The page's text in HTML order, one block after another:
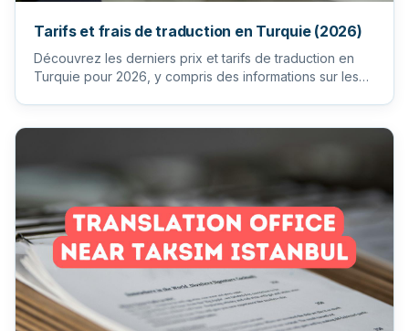
Tarifs et frais de traduction en Turquie (2026)
Découvrez les derniers prix et tarifs de traduction en
Turquie pour 2026, y compris des informations sur les